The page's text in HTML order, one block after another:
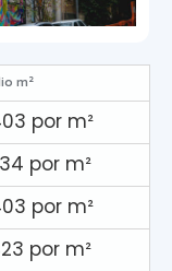
m²
por m²
por m²
por m²
por m²